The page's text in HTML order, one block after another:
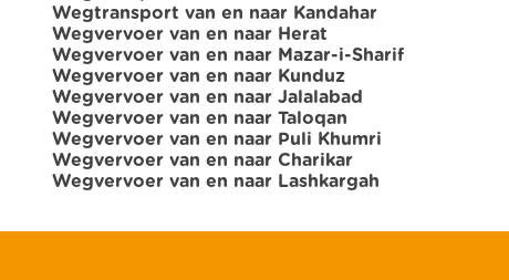
Wegtransport van en naar Kandahar
Wegvervoer van en naar Herat
Wegvervoer van en naar Mazar-i-Sharif
Wegvervoer van en naar Kunduz
Wegvervoer van en naar Jalalabad
Wegvervoer van en naar Taloqan
Wegvervoer van en naar Puli Khumri
Wegvervoer van en naar Charikar
Wegvervoer van en naar Lashkargah